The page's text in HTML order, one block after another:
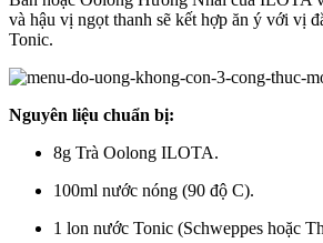
và hậu vị ngọt thanh sẽ kết hợp ăn ý với vị
Tonic.
Nguyên liệu chuẩn bị:
8g Trà Oolong ILOTA.
100ml nước nóng (90 độ C).
1 lon nước Tonic (Schweppes hoặc